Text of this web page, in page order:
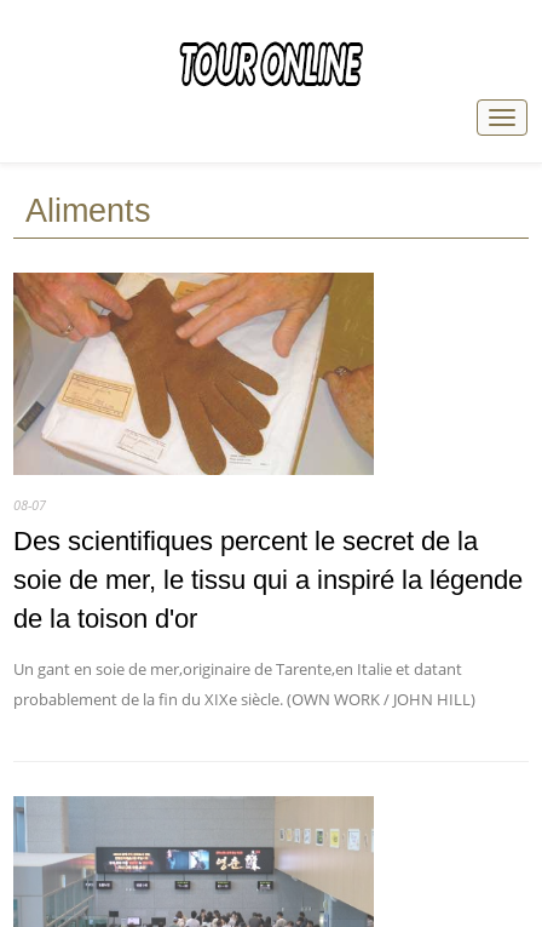
Aliments
08-07
Des scientifiques percent le secret de la
soie de mer, le tissu qui a inspiré la légende
de la toison d'or
Un gant en soie de mer,originaire de Tarente,en Italie et datant
probablement de la fin du XIXe siècle. (OWN WORK / JOHN HILL)